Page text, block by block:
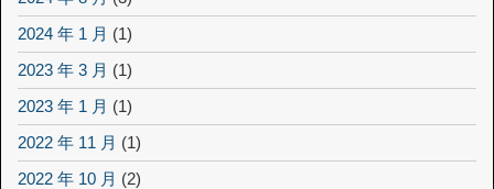
2024 年 1 月 (1)
2023 年 3 月 (1)
2023 年 1 月 (1)
2022 年 11 月 (1)
2022 年 10 月 (2)